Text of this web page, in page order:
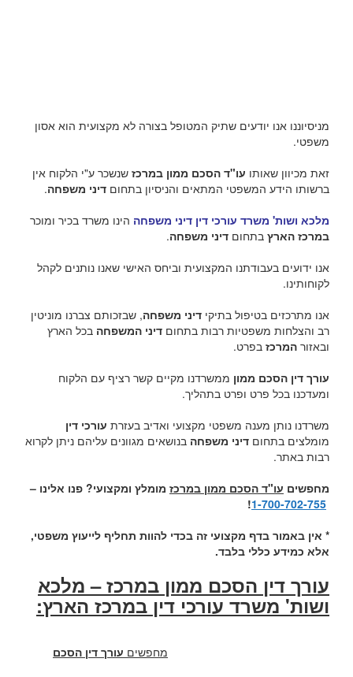
מניסיוננו אנו יודעים שתיק המטופל בצורה לא מקצועית הוא אסון
משפטי.
זאת מכיוון שאותו עו"ד הסכם ממון במרכז שנשכר ע"י הלקוח אין
ברשותו הידע המשפטי המתאים והניסיון בתחום דיני משפחה.
מלכא ושות' משרד עורכי דין דיני משפחה הינו משרד בכיר ומוכר
במרכז הארץ בתחום דיני משפחה.
אנו ידועים בעבודתנו המקצועית וביחס האישי שאנו נותנים לקהל
לקוחותינו.
אנו מתרכזים בטיפול בתיקי דיני משפחה, שבזכותם צברנו מוניטין
רב והצלחות משפטיות רבות בתחום דיני המשפחה בכל הארץ
ובאזור המרכז בפרט.
עורך דין הסכם ממון ממשרדנו מקיים קשר רציף עם הלקוח
ומעדכנו בכל פרט ופרט בתהליך.
משרדנו נותן מענה משפטי מקצועי ואדיב בעזרת עורכי דין
מומלצים בתחום דיני משפחה בנושאים מגוונים עליהם ניתן לקרוא
רבות באתר.
מחפשים עו"ד הסכם ממון במרכז מומלץ ומקצועי? פנו אלינו –
1-700-702-755
!
* אין באמור בדף מקצועי זה בכדי להוות תחליף לייעוץ משפטי,
אלא כמידע כללי בלבד.
עורך דין הסכם ממון במרכז – מלכא
ושות' משרד עורכי דין במרכז הארץ:
מחפשים עורך דין הסכם